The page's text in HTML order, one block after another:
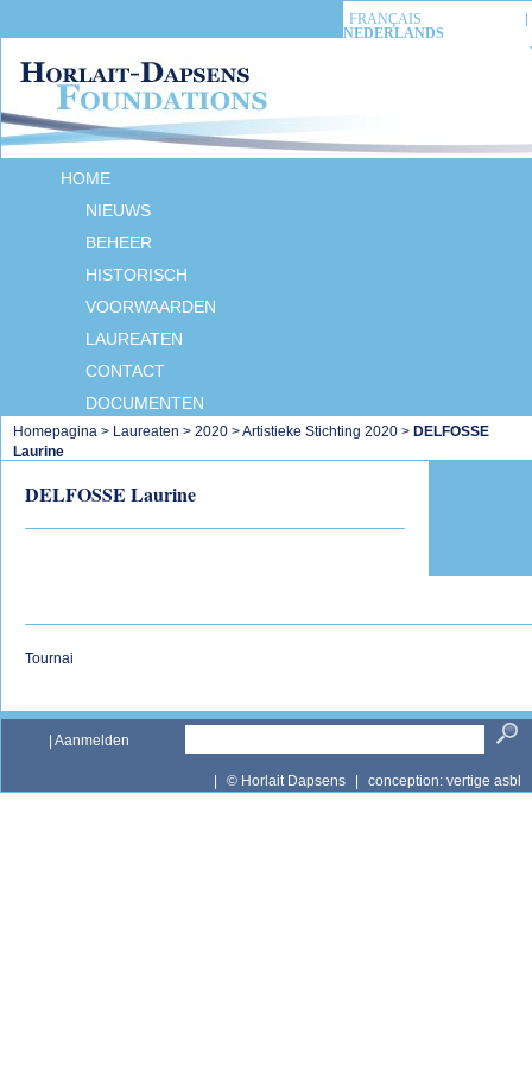
FRANÇAIS
NEDERLANDS
HOME
NIEUWS
BEHEER
HISTORISCH
VOORWAARDEN
LAUREATEN
CONTACT
DOCUMENTEN
Homepagina > Laureaten > 2020 >Artistieke Stichting 2020 > DELFOSSE
Laurine
DELFOSSE Laurine
Tournai
Aanmelden
© Horlait Dapsens conception: vertige asbl